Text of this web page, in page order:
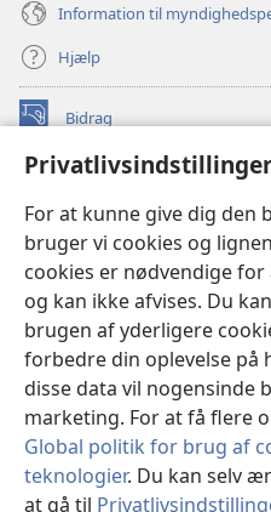
For at kunne give dig den
bruger vi cookies og
cookies er nødvendige
og kan ikke afvises. Du
brugen af yderligere
forbedre din oplevelse på
disse data vil nogensinde
marketing. For at få flere
Global politik for brug af
teknologier. Du kan selv
at gå til
Information til
Hjælp
Bidrag
(åbner
vindue)Watchtower ONLINE
nyt
vindue)JW Hub
(åbner
nyt
vindue)JW Library
Watchtower Library
Copyright© 2026 Watch Tower
ANVENDELSESVILKÅR